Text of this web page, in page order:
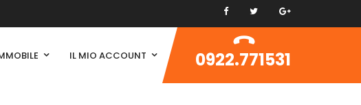
IL MIO ACCOUNT 0922.771531